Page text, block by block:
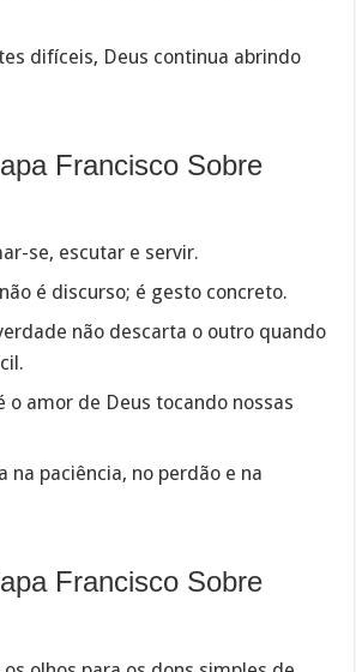
difíceis, Deus continua abrindo
Francisco Sobre
se, escutar e servir.
é discurso; é gesto concreto.
não descarta o outro quando
o amor de Deus tocando nossas
na paciência, no perdão e na
Francisco Sobre